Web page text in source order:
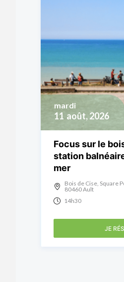
11 août, 2026
mardi
Focus sur le
station
mer
Bois de Cise, Square
80460 Ault
14h30
JE